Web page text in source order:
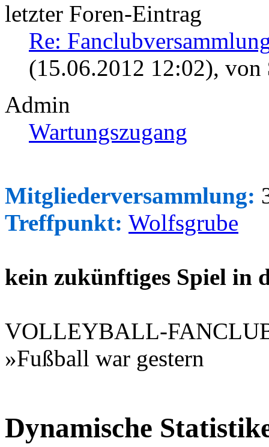
letzter Foren-Eintrag
Re:
(15.06.2012 12:02), von
Admin
Wartungszugang
Mitgliederversammlung:
Treffpunkt: Wolfsgrube
kein zukünftiges Spiel in
VOLLEYBALL-
»Fußball war gestern
Dynamische